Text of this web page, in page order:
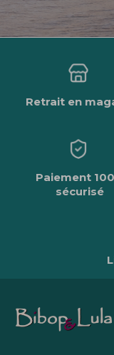
Retrait en
Paiement
sécurisé